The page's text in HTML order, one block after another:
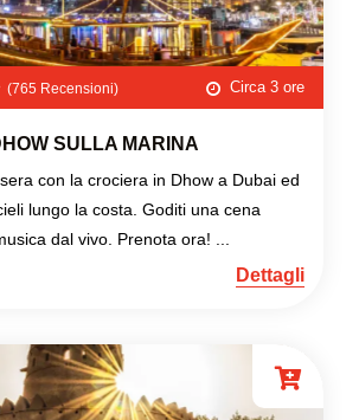
(765 Recensioni) Circa 3 ore
SULLA MARINA
con la crociera in Dhow a Dubai ed
lungo la costa. Goditi una cena
dal vivo. Prenota ora! ...
Dettagli